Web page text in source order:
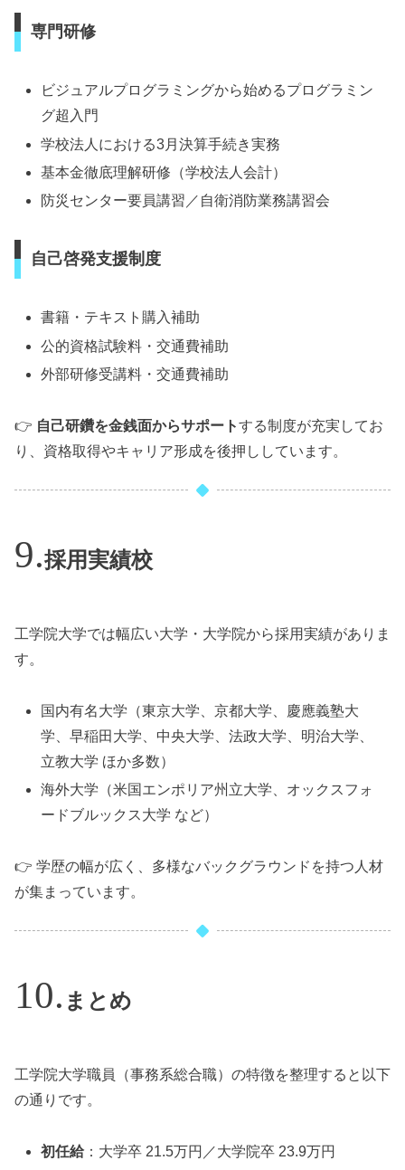
専門研修
ビジュアルプログラミングから始めるプログラミン
グ超入門
学校法人における3月決算手続き実務
基本金徹底理解研修（学校法人会計）
防災センター要員講習／自衛消防業務講習会
自己啓発支援制度
書籍・テキスト購入補助
公的資格試験料・交通費補助
外部研修受講料・交通費補助
👉 自己研鑽を金銭面からサポートする制度が充実してお
り、資格取得やキャリア形成を後押ししています。
採用実績校
工学院大学では幅広い大学・大学院から採用実績がありま
す。
国内有名大学（東京大学、京都大学、慶應義塾大
学、早稲田大学、中央大学、法政大学、明治大学、
立教大学 ほか多数）
海外大学（米国エンポリア州立大学、オックスフォ
ードブルックス大学 など）
👉 学歴の幅が広く、多様なバックグラウンドを持つ人材
が集まっています。
まとめ
工学院大学職員（事務系総合職）の特徴を整理すると以下
の通りです。
初任給：大学卒 21.5万円／大学院卒 23.9万円